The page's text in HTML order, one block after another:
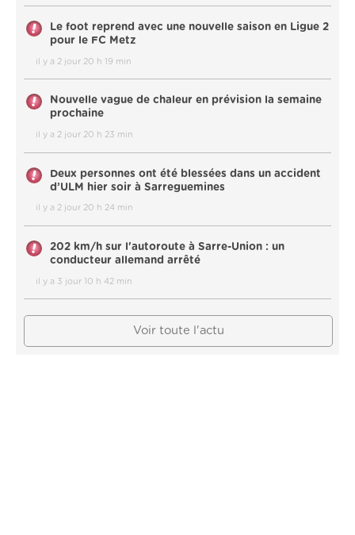
Le foot reprend avec une nouvelle saison en Ligue 2
pour le FC Metz
il y a 2 jour 20 h 19 min
Nouvelle vague de chaleur en prévision la semaine
prochaine
il y a 2 jour 20 h 23 min
Deux personnes ont été blessées dans un accident
d’ULM hier soir à Sarreguemines
il y a 2 jour 20 h 24 min
202 km/h sur l'autoroute à Sarre-Union : un
conducteur allemand arrêté
il y a 3 jour 10 h 42 min
Voir toute l'actu